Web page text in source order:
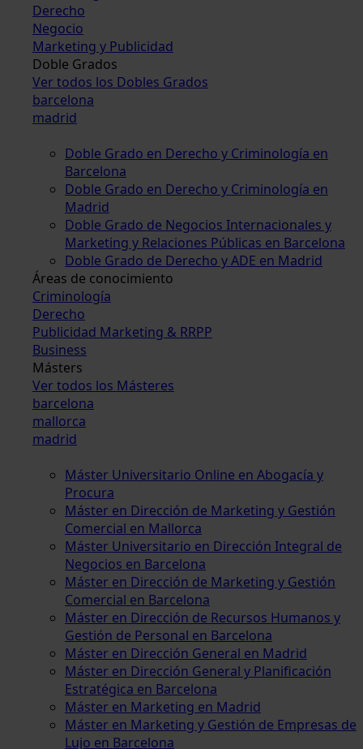
Derecho
Negocio
Marketing y Publicidad
Doble Grados
Ver todos los Dobles Grados
barcelona
madrid
Doble Grado en Derecho y Criminología en
Barcelona
Doble Grado en Derecho y Criminología en
Madrid
Doble Grado de Negocios Internacionales y
Marketing y Relaciones Públicas en Barcelona
Doble Grado de Derecho y ADE en Madrid
Áreas de conocimiento
Criminología
Derecho
Publicidad Marketing & RRPP
Business
Másters
Ver todos los Másteres
barcelona
mallorca
madrid
Máster Universitario Online en Abogacía y
Procura
Máster en Dirección de Marketing y Gestión
Comercial en Mallorca
Máster Universitario en Dirección Integral de
Negocios en Barcelona
Máster en Dirección de Marketing y Gestión
Comercial en Barcelona
Máster en Dirección de Recursos Humanos y
Gestión de Personal en Barcelona
Máster en Dirección General en Madrid
Máster en Dirección General y Planificación
Estratégica en Barcelona
Máster en Marketing en Madrid
Máster en Marketing y Gestión de Empresas de
Lujo en Barcelona